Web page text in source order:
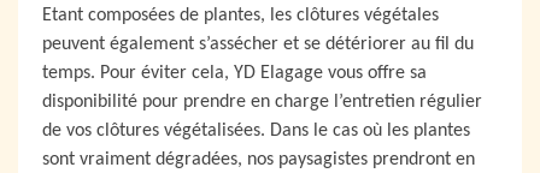
Etant composées de plantes, les clôtures végétales
peuvent également s’assécher et se détériorer au fil du
temps. Pour éviter cela, YD Elagage vous offre sa
disponibilité pour prendre en charge l’entretien régulier
de vos clôtures végétalisées. Dans le cas où les plantes
sont vraiment dégradées, nos paysagistes prendront en